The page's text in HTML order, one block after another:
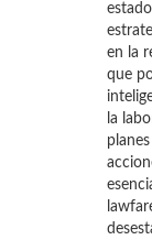
en la
que
la